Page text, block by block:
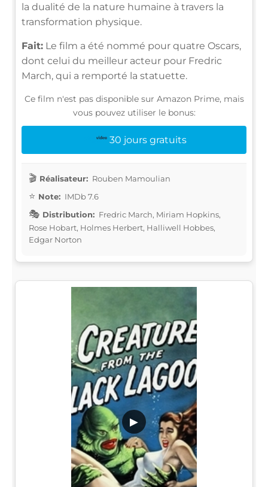
la dualité de la nature humaine à travers la
transformation physique.
Fait: Le film a été nommé pour quatre Oscars,
dont celui du meilleur acteur pour Fredric
March, qui a remporté la statuette.
Ce film n'est pas disponible sur Amazon Prime, mais
vous pouvez utiliser le bonus:
30 jours gratuits
Réalisateur: Rouben Mamoulian
Note: IMDb 7.6
Distribution: Fredric March, Miriam Hopkins,
Rose Hobart, Holmes Herbert, Halliwell Hobbes,
Edgar Norton
▶